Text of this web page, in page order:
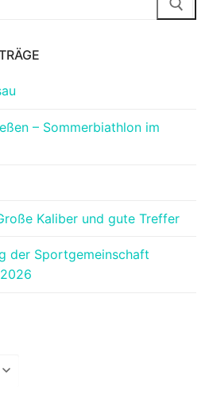
– Sommerbiathlon im
Kaliber und gute Treffer
der Sportgemeinschaft